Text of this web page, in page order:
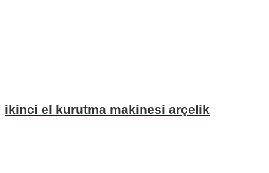
ikinci el kurutma makinesi arçelik